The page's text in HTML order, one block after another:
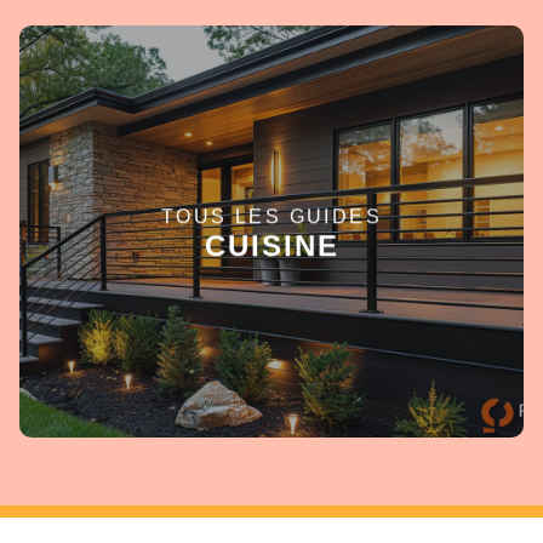
TOUS LES GUIDES
CUISINE
EN SAVOIR +